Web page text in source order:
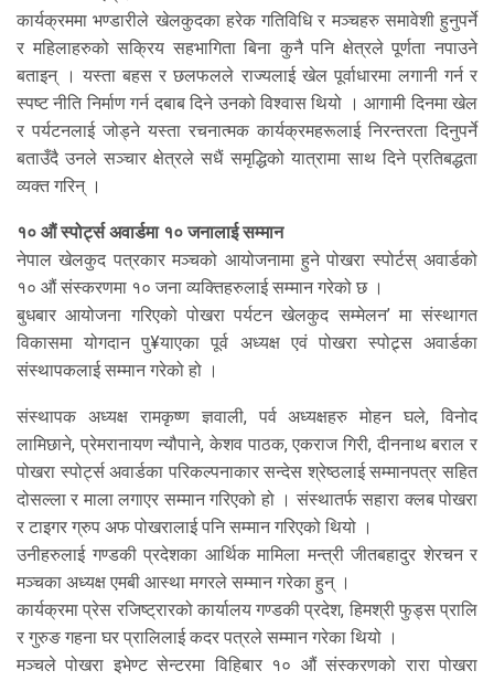
कार्यक्रममा भण्डारीले खेलकुदका हरेक गतिविधि र मञ्चहरु समावेशी हुनुपर्ने
र महिलाहरुको सक्रिय सहभागिता बिना कुनै पनि क्षेत्रले पूर्णता नपाउने
बताइन् । यस्ता बहस र छलफलले राज्यलाई खेल पूर्वाधारमा लगानी गर्न र
स्पष्ट नीति निर्माण गर्न दबाब दिने उनको विश्वास थियो । आगामी दिनमा खेल
र पर्यटनलाई जोड्ने यस्ता रचनात्मक कार्यक्रमहरूलाई निरन्तरता दिनुपर्ने
बताउँदै उनले सञ्चार क्षेत्रले सधैं समृद्धिको यात्रामा साथ दिने प्रतिबद्धता
व्यक्त गरिन् ।
१० औं स्पोर्ट्स अवार्डमा १० जनालाई सम्मान
नेपाल खेलकुद पत्रकार मञ्चको आयोजनामा हुने पोखरा स्पोर्टस् अवार्डको
१० औं संस्करणमा १० जना व्यक्तिहरुलाई सम्मान गरेको छ ।
बुधबार आयोजना गरिएको पोखरा पर्यटन खेलकुद सम्मेलन’ मा संस्थागत
विकासमा योगदान पु¥याएका पूर्व अध्यक्ष एवं पोखरा स्पोट्र्स अवार्डका
संस्थापकलाई सम्मान गरेको हो ।
संस्थापक अध्यक्ष रामकृष्ण ज्ञवाली, पर्व अध्यक्षहरु मोहन घले, विनोद
लामिछाने, प्रेमरानायण न्यौपाने, केशव पाठक, एकराज गिरी, दीननाथ बराल र
पोखरा स्पोर्ट्स अवार्डका परिकल्पनाकार सन्देस श्रेष्ठलाई सम्मानपत्र सहित
दोसल्ला र माला लगाएर सम्मान गरिएको हो । संस्थातर्फ सहारा क्लब पोखरा
र टाइगर ग्रुप अफ पोखरालाई पनि सम्मान गरिएको थियो ।
उनीहरुलाई गण्डकी प्रदेशका आर्थिक मामिला मन्त्री जीतबहादुर शेरचन र
मञ्चका अध्यक्ष एमबी आस्था मगरले सम्मान गरेका हुन् ।
कार्यक्रमा प्रेस रजिष्ट्रारको कार्यालय गण्डकी प्रदेश, हिमश्री फुड्स प्रालि
र गुरुङ गहना घर प्रालिलाई कदर पत्रले सम्मान गरेका थियो ।
मञ्चले पोखरा इभेण्ट सेन्टरमा विहिबार १० औं संस्करणको रारा पोखरा